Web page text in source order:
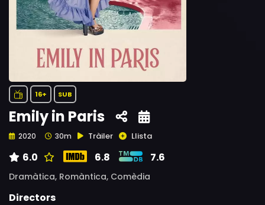
16+ SUB
Emily in Paris
2020 30m Tràiler Llista
6.0 6.8 7.6
Dramàtica, Romàntica, Comèdia
Directors